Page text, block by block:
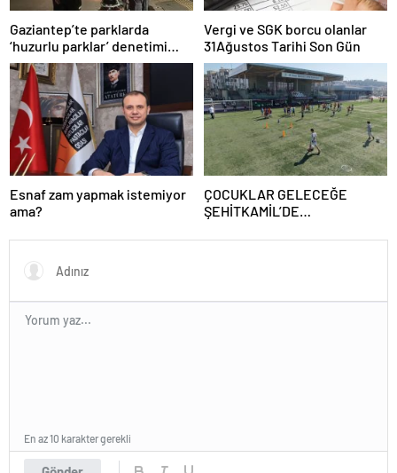
Gaziantep’te parklarda
‘huzurlu parklar’ denetimi
yapıldı.
Vergi ve SGK borcu olanlar
31Ağustos Tarihi Son Gün
Esnaf zam yapmak istemiyor
ama?
ÇOCUKLAR GELECEĞE
ŞEHİTKAMİL’DE
En az 10 karakter gerekli